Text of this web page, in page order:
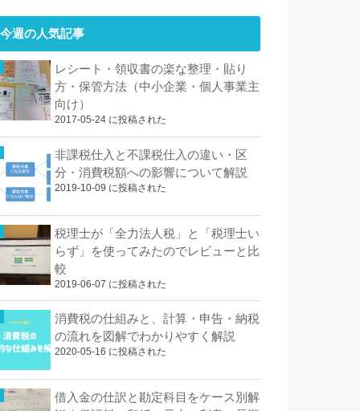
今週の人気記事
レシート・領収書の楽な整理・貼り
方・保管方法（中小企業・個人事業主
向け）
2017-05-24 に投稿された
非課税仕入と不課税仕入の違い・区
分・消費税額への影響について解説
2019-10-09 に投稿された
税理士が「全力法人税」と「税理士い
らず」を使ってみたのでレビューと比
較
2019-06-07 に投稿された
消費税の仕組みと、計算・申告・納税
の流れを図解でわかりやすく解説
2020-05-16 に投稿された
借入金の仕訳と勘定科目をケース別解